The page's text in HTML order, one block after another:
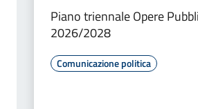
Piano triennale Opere
2026/2028
Comunicazione politica